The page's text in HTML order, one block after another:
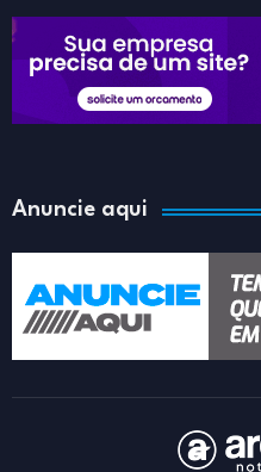
Anuncie aqui